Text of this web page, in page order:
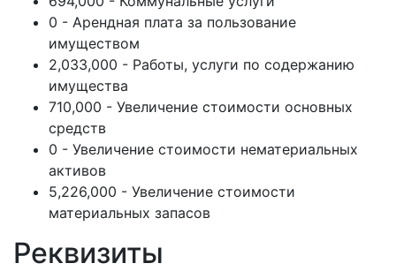
0 - Арендная плата за пользование
имуществом
2,033,000 - Работы, услуги по содержанию
имущества
710,000 - Увеличение стоимости основных
средств
0 - Увеличение стоимости нематериальных
активов
5,226,000 - Увеличение стоимости
материальных запасов
Реквизиты